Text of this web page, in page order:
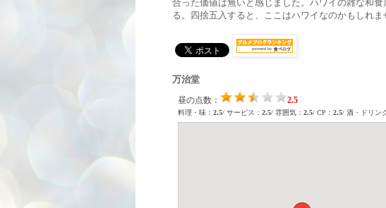
合った価値は無いと感じました。ハワイの雑な和
る。四捨五入すると、ここはハワイなのかもしれま
万治堂